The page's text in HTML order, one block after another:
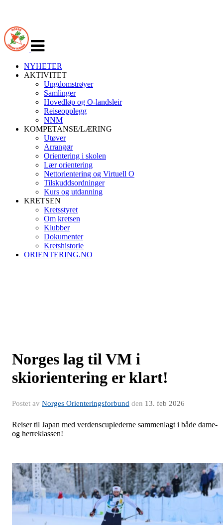
navigasjon
NYHETER
AKTIVITET
Ungdomstrøyer
Samlinger
Hovedløp og O-landsleir
Reiseopplegg
NNM
KOMPETANSE/LÆRING
Utøver
Arrangør
Orientering i skolen
Lær orientering
Nettorientering og Virtuell O
Tilskuddsordninger
Kurs og utdanning
KRETSEN
Kretsstyret
Om kretsen
Klubber
Dokumenter
Kretshistorie
ORIENTERING.NO
Norges lag til VM i
skiorientering er klart!
Postet av Norges Orienteringsforbund den 13. feb 2026
Reiser til Japan med verdenscuplederne sammenlagt i både dame-
og herreklassen!